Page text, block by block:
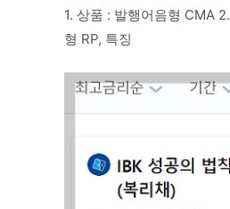
1. 상품 : 발행어음형 CMA
형 RP, 특징